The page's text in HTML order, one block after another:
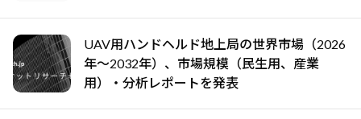
UAV用ハンドヘルド地上局の世界市場（2026
年～2032年）、市場規模（民生用、産業
用）・分析レポートを発表